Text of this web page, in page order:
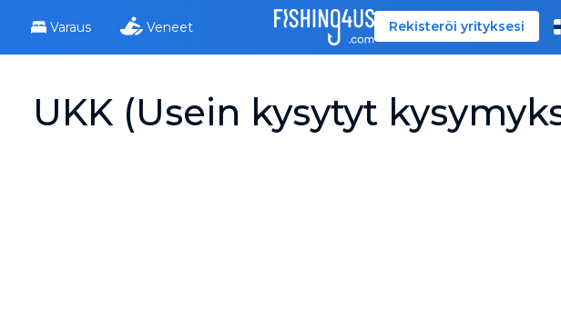
Varaus Veneet Rekisteröi yrityksesi
UKK (Usein kysytyt